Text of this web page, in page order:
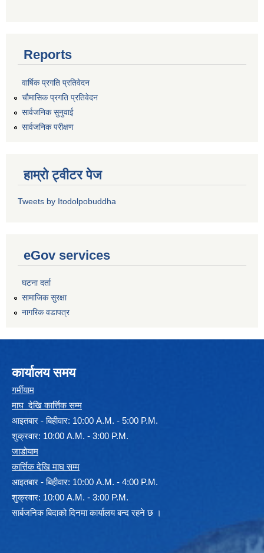
Reports
वार्षिक प्रगति प्रतिवेदन
चौमासिक प्रगति प्रतिवेदन
सार्वजनिक सुनुवाई
सार्वजनिक परीक्षण
हाम्रो ट्वीटर पेज
Tweets by Itodolpobuddha
eGov services
घटना दर्ता
सामाजिक सुरक्षा
नागरिक वडापत्र
कार्यालय समय
गर्मीयाम
माघ देखि कार्त्तिक सम्म
आइतबार - बिहीवार: 10:00 A.M. - 5:00 P.M.
शुक्रवार: 10:00 A.M. - 3:00 P.M.
जाडोयाम
कार्त्तिक देखि माघ सम्म
आइतबार - बिहीवार: 10:00 A.M. - 4:00 P.M.
शुक्रवार: 10:00 A.M. - 3:00 P.M.
सार्बजनिक बिदाको दिनमा कार्यालय बन्द रहने छ ।